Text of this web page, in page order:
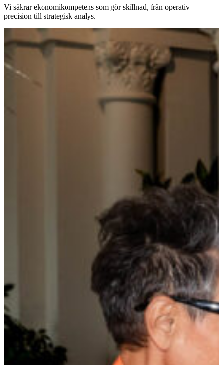
Vi säkrar ekonomikompetens som gör skillnad, från operativ
precision till strategisk analys.